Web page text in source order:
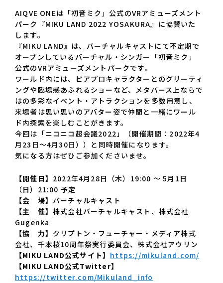
AIQVE ONEは「初音ミク」公式のVRアミューズメント
パーク『MIKU LAND 2022 YOSAKURA』に協賛いた
します。
『MIKU LAND』は、バーチャルキャストにて不定期で
オープンしているバーチャル・シンガー「初音ミク」
公式のVRアミューズメントパークです。
ワールド内には、ピアプロキャラクターとのグリーティ
ングや臨場感あふれるショーなど、メタバース上ならで
はの多彩なイベント・アトラクションを多数用意し、
来場者は思い思いのアバター姿で仲間と一緒にワール
ド内探索を楽しむことがきます。
今回は「ニコニコ超会議2022」（開催期間：2022年4
月23日～4月30日））と同時開催になります。
気になる方はぜひご参加くださいませ。
【開催日】 2022年4月28日（木）19:00 ～ 5月1日
（日）21:00 予定
【会 場】 バーチャルキャスト
【主 催】 株式会社バーチャルキャスト、株式会社
Gugenka
【協 力】 クリプトン・フューチャー・メディア株式
会社、千本桜10周年祭実行委員会、株式会社アウリン
【MIKU LAND公式サイト】 https://mikuland.com/
【MIKU LAND公式Twitter】
https://twitter.com/Mikuland_info